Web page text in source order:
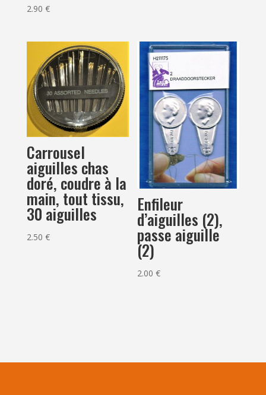
2.90 €
Carrousel
aiguilles chas
doré, coudre à la
main, tout tissu,
30 aiguilles
2.50 €
Enfileur
d’aiguilles (2),
passe aiguille
(2)
2.00€